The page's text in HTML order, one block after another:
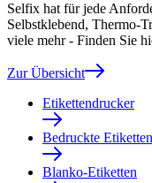
Selfix hat für jede
Selbstklebend, Thermo-
viele mehr - Finden Sie
Zur Übersicht
Etikettendrucker
Bedruckte Etiketten
Blanko-Etiketten